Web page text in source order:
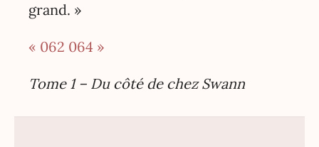
grand. »
« 062 064 »
Tome 1 – Du côté de chez Swann